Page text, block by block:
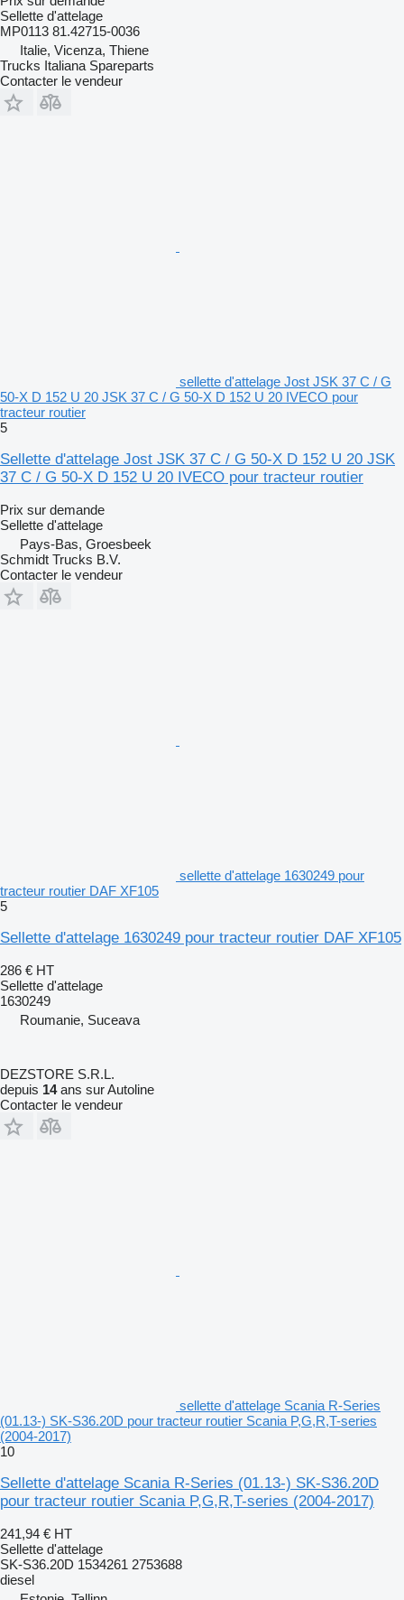
Sellette d'attelage
MP0113 81.42715-0036
Italie, Vicenza, Thiene
Trucks Italiana Spareparts
Contacter le vendeur
sellette d'attelage Jost JSK 37 C / G
50-X D 152 U 20 JSK 37 C / G 50-X D 152 U 20 IVECO pour
tracteur routier
5
Sellette d'attelage Jost JSK 37 C / G 50-X D 152 U 20 JSK
37 C / G 50-X D 152 U 20 IVECO pour tracteur routier
Prix sur demande
Sellette d'attelage
Pays-Bas, Groesbeek
Schmidt Trucks B.V.
Contacter le vendeur
sellette d'attelage 1630249 pour
tracteur routier DAF XF105
5
Sellette d'attelage 1630249 pour tracteur routier DAF XF105
286 € HT
Sellette d'attelage
1630249
Roumanie, Suceava
DEZSTORE S.R.L.
depuis 14ans sur Autoline
Contacter le vendeur
sellette d'attelage Scania R-Series
(01.13-) SK-S36.20D pour tracteur routier Scania P,G,R,T-series
(2004-2017)
10
Sellette d'attelage Scania R-Series (01.13-) SK-S36.20D
pour tracteur routier Scania P,G,R,T-series (2004-2017)
241,94 € HT
Sellette d'attelage
SK-S36.20D 1534261 2753688
diesel